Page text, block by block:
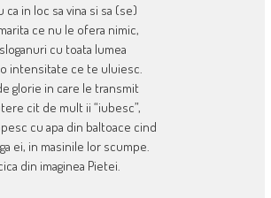
in loc sa vina si sa (se)
ce nu le ofera nimic,
cu toata lumea
intensitate ce te uluiesc.
glorie in care le transmit
cit de mult ii “iubesc”,
cu apa din baltoace cind
ei, in masinile lor scumpe.
din imaginea Pietei.